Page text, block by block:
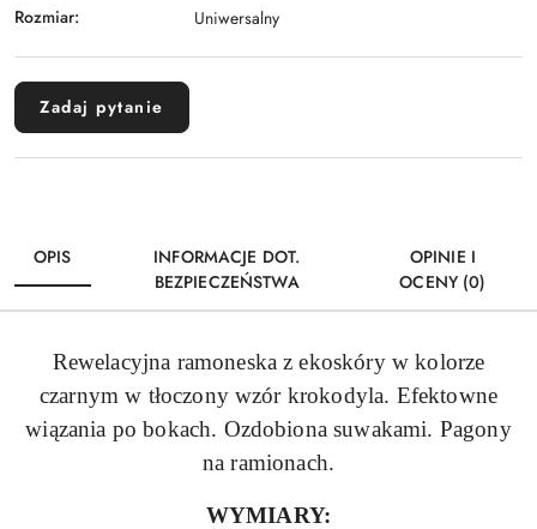
Rozmiar: Uniwersalny
Zadaj pytanie
OPIS
INFORMACJE DOT.
BEZPIECZEŃSTWA
OPINIE I
OCENY (0)
Rewelacyjna ramoneska z ekoskóry w kolorze
czarnym w tłoczony wzór krokodyla. Efektowne
wiązania po bokach. Ozdobiona suwakami. Pagony
na ramionach.
WYMIARY: